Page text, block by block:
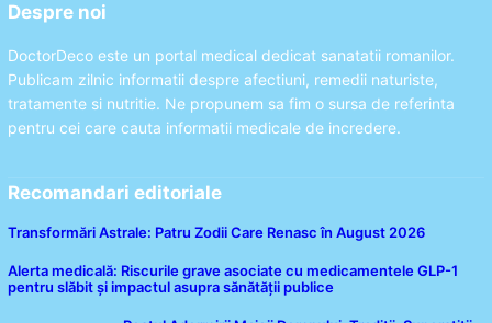
Despre noi
DoctorDeco este un portal medical dedicat sanatatii romanilor.
Publicam zilnic informatii despre afectiuni, remedii naturiste,
tratamente si nutritie. Ne propunem sa fim o sursa de referinta
pentru cei care cauta informatii medicale de incredere.
Recomandari editoriale
Transformări Astrale: Patru Zodii Care Renasc în August 2026
Alerta medicală: Riscurile grave asociate cu medicamentele GLP-1
pentru slăbit și impactul asupra sănătății publice